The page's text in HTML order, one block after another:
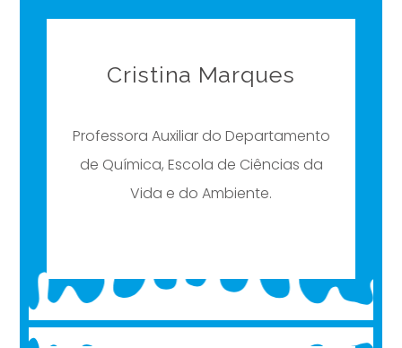
Cristina Marques
Professora Auxiliar do Departamento
de Química, Escola de Ciências da
Vida e do Ambiente.